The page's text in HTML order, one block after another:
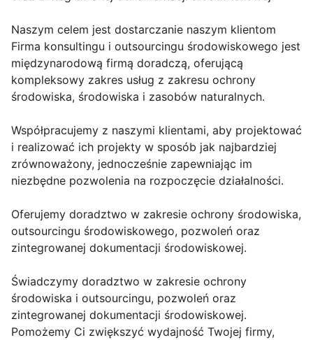
Naszym celem jest dostarczanie naszym klientom
Firma konsultingu i outsourcingu środowiskowego jest
międzynarodową firmą doradczą, oferującą
kompleksowy zakres usług z zakresu ochrony
środowiska, środowiska i zasobów naturalnych.
Współpracujemy z naszymi klientami, aby projektować
i realizować ich projekty w sposób jak najbardziej
zrównoważony, jednocześnie zapewniając im
niezbędne pozwolenia na rozpoczęcie działalności.
Oferujemy doradztwo w zakresie ochrony środowiska,
outsourcingu środowiskowego, pozwoleń oraz
zintegrowanej dokumentacji środowiskowej.
Świadczymy doradztwo w zakresie ochrony
środowiska i outsourcingu, pozwoleń oraz
zintegrowanej dokumentacji środowiskowej.
Pomożemy Ci zwiększyć wydajność Twojej firmy,